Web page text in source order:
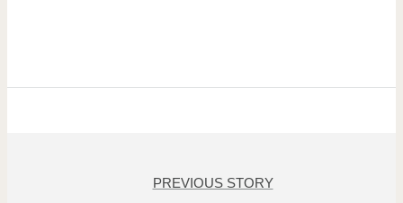
PREVIOUS STORY